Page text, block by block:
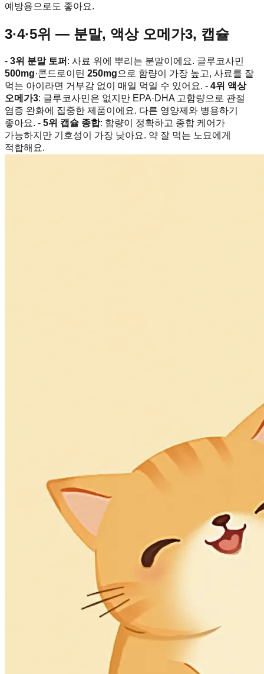
예방용으로도 좋아요.
3·4·5위 — 분말, 액상 오메가3, 캡슐
- 3위 분말 토퍼 : 사료 위에 뿌리는 분말이에요. 글루코사민
500mg·콘드로이틴 250mg으로 함량이 가장 높고, 사료를 잘
먹는 아이라면 거부감 없이 매일 먹일 수 있어요. - 4위 액상
오메가3: 글루코사민은 없지만 EPA·DHA 고함량으로 관절
염증 완화에 집중한 제품이에요. 다른 영양제와 병용하기
좋아요. - 5위 캡슐 종합: 함량이 정확하고 종합 케어가
가능하지만 기호성이 가장 낮아요. 약 잘 먹는 노묘에게
적합해요.